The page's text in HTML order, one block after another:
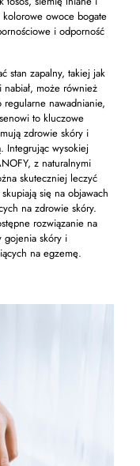
kolorowe owoce bogate
i odporność
stan zapalny, takiej jak
może również
nawadnianie,
to kluczowe
zdrowie skóry i
Integrując wysokiej
z naturalnymi
skuteczniej leczyć
się na objawach
na zdrowie skóry.
rozwiązanie na
gojenia skóry i
na egzemę.